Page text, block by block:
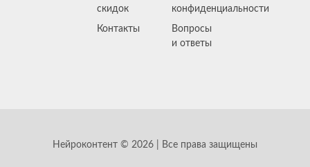
скидок
Контакты
конфиденциальности
Вопросы
и ответы
Нейроконтент © 2026 | Все права защищены